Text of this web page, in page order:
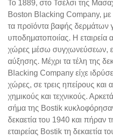
Το 1889, στο Τσέλσι της
Boston Blacking Company, με
τα προϊόντα βαφής δερμάτων
υποδηματοποιίας. Η εταιρεία
χώρες μέσω συγχωνεύσεων,
αύξησης. Μέχρι τα τέλη της
Blacking Company είχε
χώρες, σε τρεις ηπείρους
χημικούς και τεχνικούς.
σήμα της Bostik
δεκαετία του 1940 και πήραν
εταιρείας Bostik τη δεκαετία